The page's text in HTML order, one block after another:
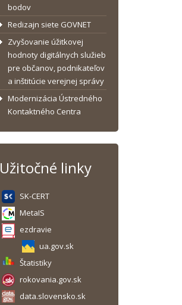
bodov
Redizajn siete GOVNET
Zvyšovanie úžitkovej
hodnoty digitálnych služieb
pre občanov, podnikateľov
a inštitúcie verejnej správy
Modernizácia Ústredného
Kontaktného Centra
Užitočné linky
SK-CERT
MetaIS
ezdravie
ua.gov.sk
Štatistiky
rokovania.gov.sk
data.slovensko.sk